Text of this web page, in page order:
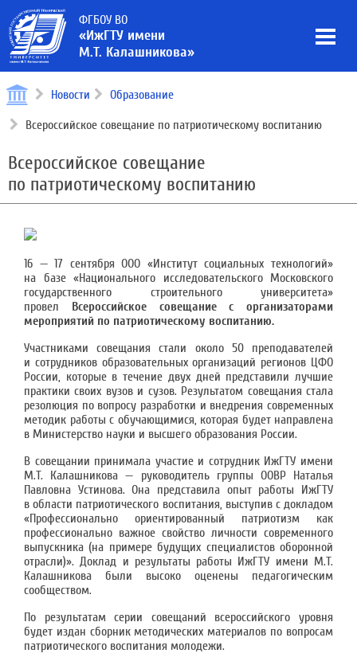
ФГБОУ ВО
«ИжГТУ имени
М.Т. Калашникова»
Новости Образование
Всероссийское совещание по патриотическому воспитанию
Всероссийское совещание
по патриотическому воспитанию
16 — 17 сентября ООО «Институт социальных технологий»
на базе «Национального исследовательского Московского
государственного строительного университета»
провел Всероссийское совещание с организаторами
мероприятий по патриотическому воспитанию.
Участниками совещания стали около 50 преподавателей
и сотрудников образовательных организаций регионов ЦФО
России, которые в течение двух дней представили лучшие
практики своих вузов и сузов. Результатом совещания стала
резолюция по вопросу разработки и внедрения современных
методик работы с обучающимися, которая будет направлена
в Министерство науки и высшего образования России.
В совещании принимала участие и сотрудник ИжГТУ имени
М.Т. Калашникова — руководитель группы ООВР Наталья
Павловна Устинова. Она представила опыт работы ИжГТУ
в области патриотического воспитания, выступив с докладом
«Профессионально ориентированный патриотизм как
профессионально важное свойство личности современного
выпускника (на примере будущих специалистов оборонной
отрасли)». Доклад и результаты работы ИжГТУ имени М.Т.
Калашникова были высоко оценены педагогическим
сообществом.
По результатам серии совещаний всероссийского уровня
будет издан сборник методических материалов по вопросам
патриотического воспитания молодежи.